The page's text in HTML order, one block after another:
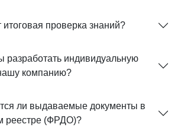
итоговая проверка знаний?
разработать индивидуальную
компанию?
ли выдаваемые документы в
реестре (ФРДО)?